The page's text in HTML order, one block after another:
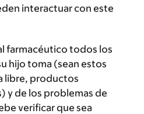
interactuar con este
farmacéutico todos los
hijo toma (sean estos
libre, productos
y de los problemas de
verificar que sea